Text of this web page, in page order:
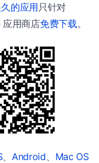
的应用 只针对
应用商店免费下载。
、 Android
Mac OS